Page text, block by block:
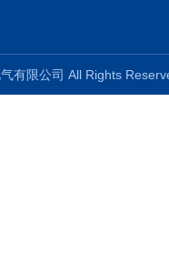
气有限公司 All Rights